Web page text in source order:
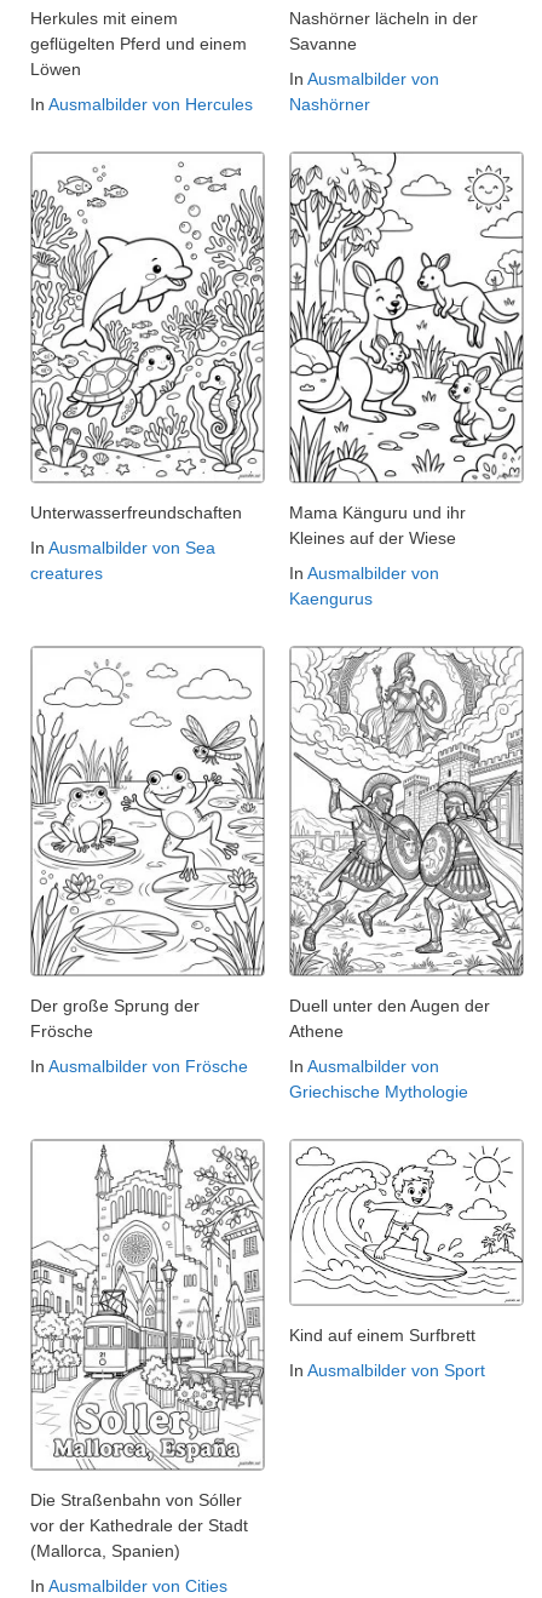
Herkules mit einem
geflügelten Pferd und einem
Löwen
In Ausmalbilder von Hercules
Nashörner lächeln in der
Savanne
In Ausmalbilder von
Nashörner
Unterwasserfreundschaften
In Ausmalbilder von Sea
creatures
Mama Känguru und ihr
Kleines auf der Wiese
In Ausmalbilder von
Kaengurus
Der große Sprung der
Frösche
In Ausmalbilder von Frösche
Duell unter den Augen der
Athene
In Ausmalbilder von
Griechische Mythologie
Die Straßenbahn von Sóller
vor der Kathedrale der Stadt
(Mallorca, Spanien)
In Ausmalbilder von Cities
Kind auf einem Surfbrett
In Ausmalbilder von Sport